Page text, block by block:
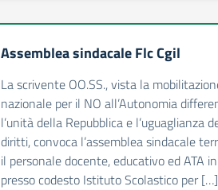
Assemblea sindacale Flc Cgil
La scrivente OO.SS., vista la
nazionale per il NO all’Autonomia
l’unità della Repubblica e l’uguaglianza
diritti, convoca l’assemblea sindacale
il personale docente, educativo ed ATA
presso codesto Istituto Scolastico per […]